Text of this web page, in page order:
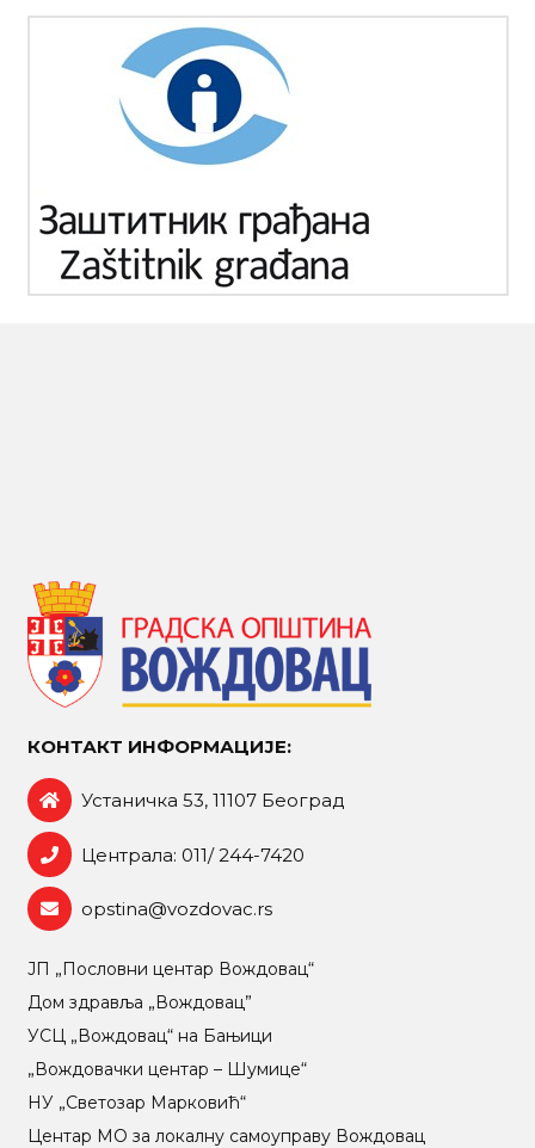
КОНТАКТ ИНФОРМАЦИЈЕ:
Устаничка 53, 11107 Београд
Централа: 011/ 244-7420
opstina@vozdovac.rs
ЈП „Пословни центар Вождовац“
Дом здравља „Вождовац”
УСЦ „Вождовац“ на Бањици
„Вождовачки центар – Шумице“
НУ „Светозар Марковић“
Центар МO за локалну самоуправу Вождовац